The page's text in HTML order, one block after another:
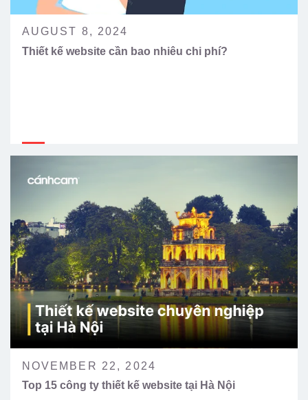
AUGUST 8, 2024
Thiết kế website cần bao nhiêu chi phí?
NOVEMBER 22, 2024
Top 15 công ty thiết kế website tại Hà Nội